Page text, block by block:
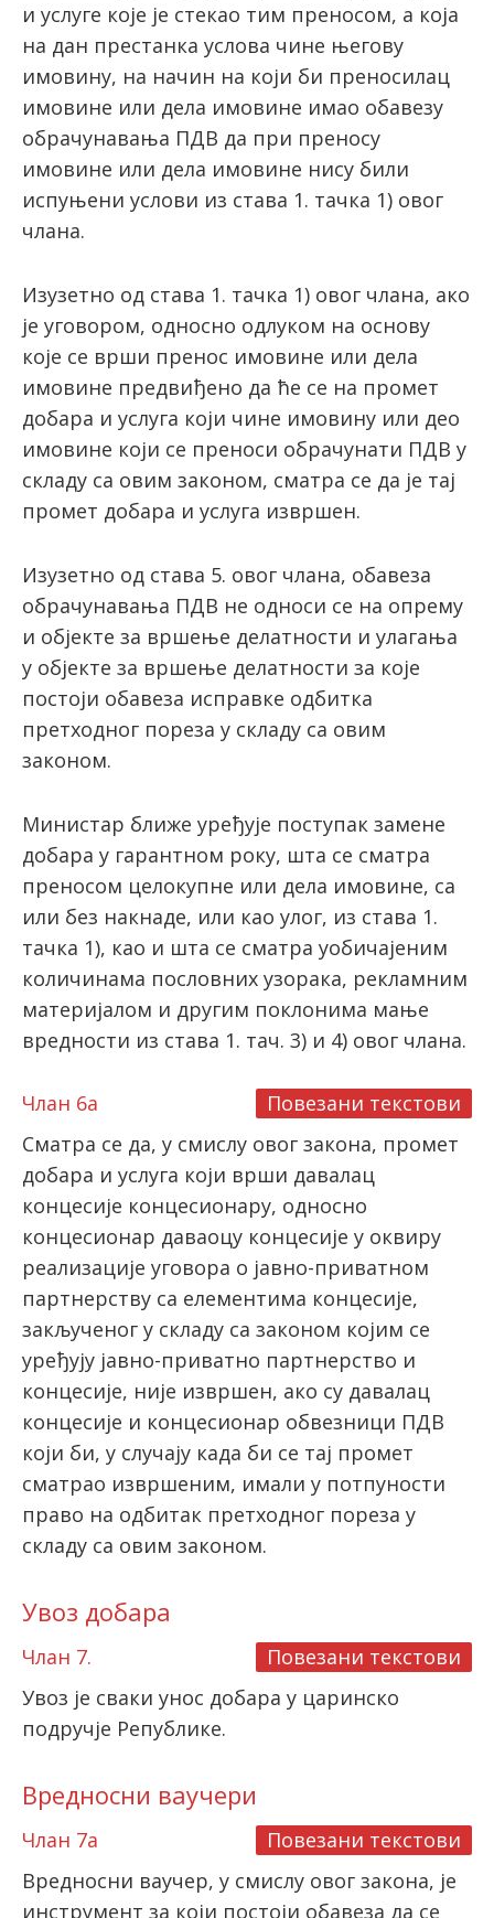
и услуге које је стекао тим преносом, а која
на дан престанка услова чине његову
имовину, на начин на који би преносилац
имовине или дела имовине имао обавезу
обрачунавања ПДВ да при преносу
имовине или дела имовине нису били
испуњени услови из става 1. тачка 1) овог
члана.
Изузетно од става 1. тачка 1) овог члана, ако
је уговором, односно одлуком на основу
које се врши пренос имовине или дела
имовине предвиђено да ће се на промет
добара и услуга који чине имовину или део
имовине који се преноси обрачунати ПДВ у
складу са овим законом, сматра се да је тај
промет добара и услуга извршен.
Изузетно од става 5. овог члана, обавеза
обрачунавања ПДВ не односи се на опрему
и објекте за вршење делатности и улагања
у објекте за вршење делатности за које
постоји обавеза исправке одбитка
претходног пореза у складу са овим
законом.
Министар ближе уређује поступак замене
добара у гарантном року, шта се сматра
преносом целокупне или дела имовине, са
или без накнаде, или као улог, из става 1.
тачка 1), као и шта се сматра уобичајеним
количинама пословних узорака, рекламним
материјалом и другим поклонима мање
вредности из става 1. тач. 3) и 4) овог члана.
Повезани текстови
Члан 6а
Сматра се да, у смислу овог закона, промет
добара и услуга који врши давалац
концесије концесионару, односно
концесионар даваоцу концесије у оквиру
реализације уговора о јавно-приватном
партнерству са елементима концесије,
закљученог у складу са законом којим се
уређују јавно-приватно партнерство и
концесије, није извршен, ако су давалац
концесије и концесионар обвезници ПДВ
који би, у случају када би се тај промет
сматрао извршеним, имали у потпуности
право на одбитак претходног пореза у
складу са овим законом.
Увоз добара
Повезани текстови
Члан 7.
Увоз је сваки унос добара у царинско
подручје Републике.
Вредносни ваучери
Повезани текстови
Члан 7а
Вредносни ваучер, у смислу овог закона, је
инструмент за који постоји обавеза да се